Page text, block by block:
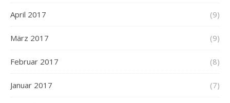
April 2017 (9)
März 2017 (9)
Februar 2017 (8)
Januar 2017 (7)